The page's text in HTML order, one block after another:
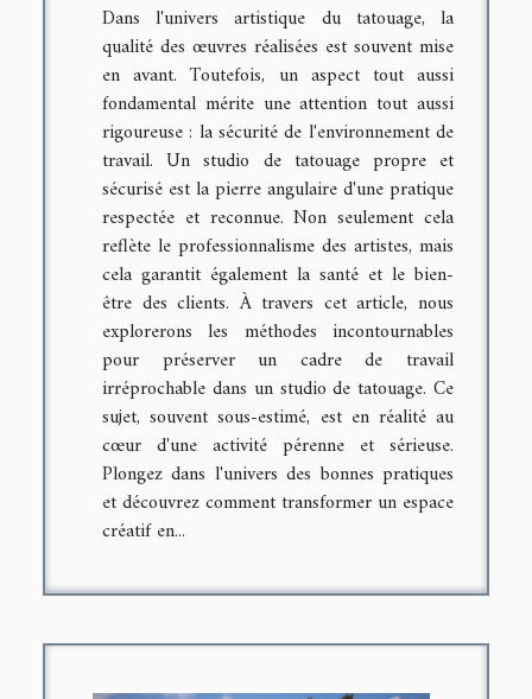
Dans l'univers artistique du tatouage, la
qualité des œuvres réalisées est souvent mise
en avant. Toutefois, un aspect tout aussi
fondamental mérite une attention tout aussi
rigoureuse : la sécurité de l'environnement de
travail. Un studio de tatouage propre et
sécurisé est la pierre angulaire d'une pratique
respectée et reconnue. Non seulement cela
reflète le professionnalisme des artistes, mais
cela garantit également la santé et le bien-
être des clients. À travers cet article, nous
explorerons les méthodes incontournables
pour préserver un cadre de travail
irréprochable dans un studio de tatouage. Ce
sujet, souvent sous-estimé, est en réalité au
cœur d'une activité pérenne et sérieuse.
Plongez dans l'univers des bonnes pratiques
et découvrez comment transformer un espace
créatif en...